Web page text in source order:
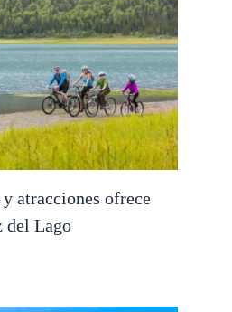
atracciones ofrece
del Lago